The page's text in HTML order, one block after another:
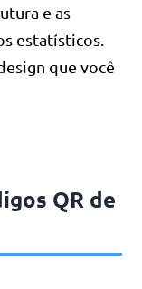
e as
estatísticos.
que você
QR de